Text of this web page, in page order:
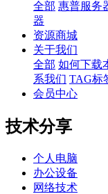
全部 惠普服务
器
资源商城
关于我们
全部 如何下载
系我们 TAG标
会员中心
技术分享
个人电脑
办公设备
网络技术